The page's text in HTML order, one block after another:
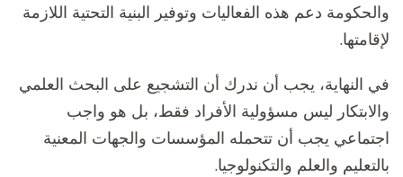
والحكومة دعم هذه الفعاليات وتوفير البنية التحتية اللازمة
لإقامتها.
في النهاية، يجب أن ندرك أن التشجيع على البحث العلمي
والابتكار ليس مسؤولية الأفراد فقط، بل هو واجب
اجتماعي يجب أن تتحمله المؤسسات والجهات المعنية
بالتعليم والعلم والتكنولوجيا.